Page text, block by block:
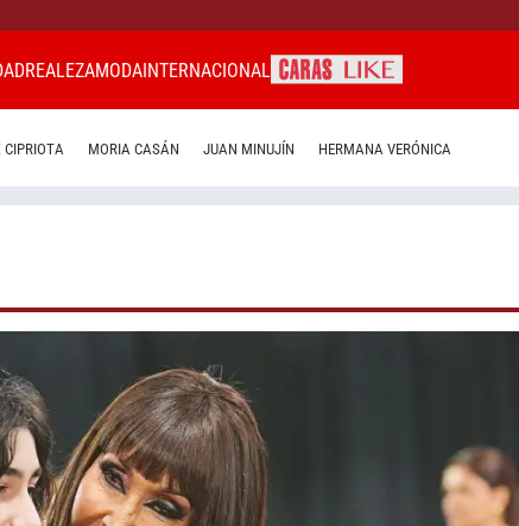
REALEZAMODAINTERNACIONAL
CIPRIOTA MORIA CASÁN JUAN MINUJÍN HERMANA VERÓNICA